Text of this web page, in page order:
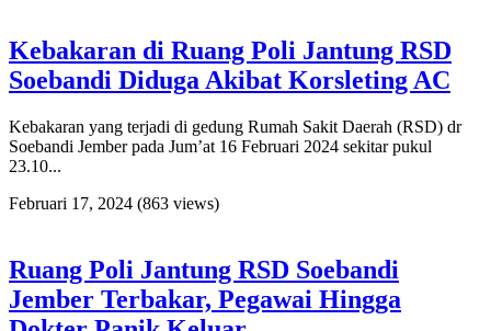
Kebakaran di Ruang Poli Jantung RSD
Soebandi Diduga Akibat Korsleting AC
Kebakaran yang terjadi di gedung Rumah Sakit Daerah (RSD) dr
Soebandi Jember pada Jum’at 16 Februari 2024 sekitar pukul
23.10...
Februari 17, 2024 (863 views)
Ruang Poli Jantung RSD Soebandi
Jember Terbakar, Pegawai Hingga